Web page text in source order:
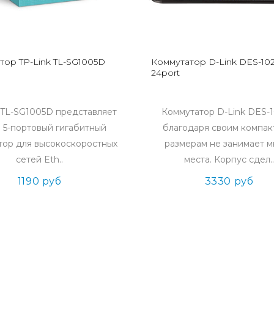
TP-Link TL-SG1005D
SG1005D представляет
портовый гигабитный
для высокоскоростных
сетей Eth..
1190 руб
Коммутатор D-Link DES-
24port
Коммутатор D-Link DES-
благодаря своим
размерам не занимает
места. Корпус сдел..
3330 руб